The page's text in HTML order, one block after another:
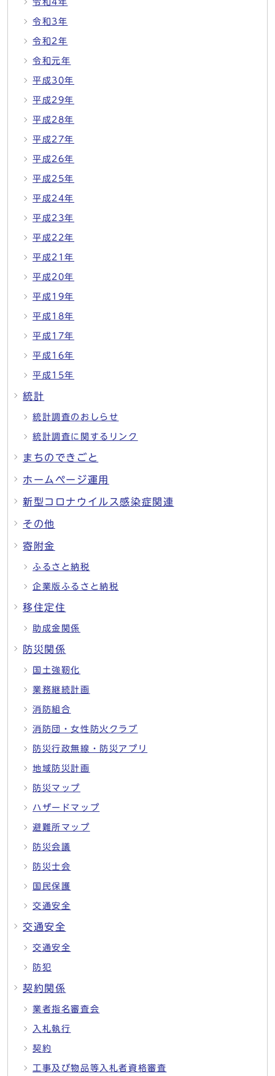
令和4年
令和3年
令和2年
令和元年
平成30年
平成29年
平成28年
平成27年
平成26年
平成25年
平成24年
平成23年
平成22年
平成21年
平成20年
平成19年
平成18年
平成17年
平成16年
平成15年
統計
統計調査のおしらせ
統計調査に関するリンク
まちのできごと
ホームページ運用
新型コロナウイルス感染症関連
その他
寄附金
ふるさと納税
企業版ふるさと納税
移住定住
助成金関係
防災関係
国土強靭化
業務継続計画
消防組合
消防団・女性防火クラブ
防災行政無線・防災アプリ
地域防災計画
防災マップ
ハザードマップ
避難所マップ
防災会議
防災士会
国民保護
交通安全
交通安全
交通安全
防犯
契約関係
業者指名審査会
入札執行
契約
工事及び物品等入札者資格審査